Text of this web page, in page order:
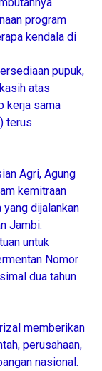
program
kendala di
pupuk,
atas
kerja sama
terus
Agri, Agung
kemitraan
dijalankan
Jambi.
untuk
Nomor
dua tahun
memberikan
perusahaan,
nasional.